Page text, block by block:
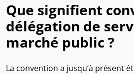
Que signifient
délégation de
marché public ?
La convention a jusqu’à présent